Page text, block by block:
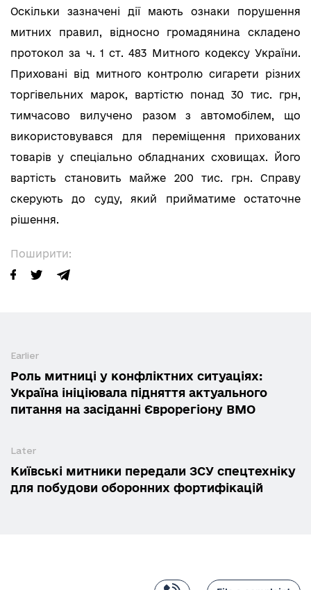
Поширити:
Оскільки зазначені дії мають ознаки порушення
митних правил, відносно громадянина складено
протокол за ч. 1 ст. 483 Митного кодексу України.
Приховані від митного контролю сигарети різних
торгівельних марок, вартістю понад 30 тис. грн,
тимчасово вилучено разом з автомобілем, що
використовувався для переміщення прихованих
товарів у спеціально обладнаних сховищах. Його
вартість становить майже 200 тис. грн. Справу
скерують до суду, який прийматиме остаточне
рішення.
Earlier
Роль митниці у конфліктних ситуаціях:
Україна ініціювала підняття актуального
питання на засіданні Єврорегіону ВМО
Later
Київські митники передали ЗСУ спецтехніку
для побудови оборонних фортифікацій